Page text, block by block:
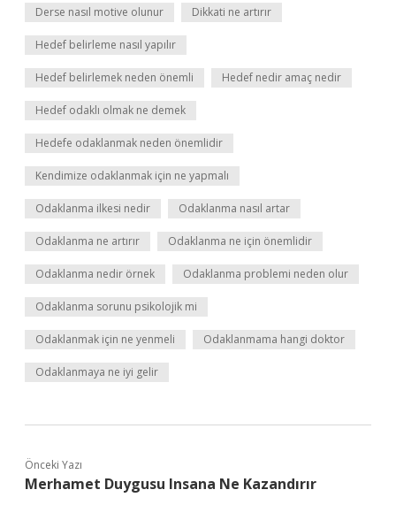
Derse nasıl motive olunur Dikkati ne artırır
Hedef belirleme nasıl yapılır
Hedef belirlemek neden önemli Hedef nedir amaç nedir
Hedef odaklı olmak ne demek
Hedefe odaklanmak neden önemlidir
Kendimize odaklanmak için ne yapmalı
Odaklanma ilkesi nedir Odaklanma nasıl artar
Odaklanma ne artırır Odaklanma ne için önemlidir
Odaklanma nedir örnek Odaklanma problemi neden olur
Odaklanma sorunu psikolojik mi
Odaklanmak için ne yenmeli Odaklanmama hangi doktor
Odaklanmaya ne iyi gelir
Önceki Yazı
Merhamet Duygusu Insana Ne Kazandırır